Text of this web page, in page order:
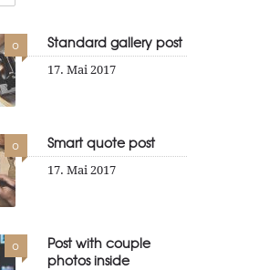
0 Standard gallery post
17. Mai 2017
0 Smart quote post
17. Mai 2017
0
Post with couple
photos inside